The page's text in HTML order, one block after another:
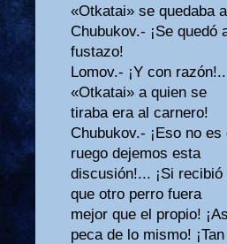
«Otkatai» se quedaba
Chubukov.- ¡Se quedó
fustazo!
Lomov.- ¡Y con
«Otkatai» a quien se
tiraba era al carnero!
Chubukov.- ¡Eso no
ruego dejemos esta
discusión!... ¡Si
que otro perro fuera
mejor que el propio!
peca de lo mismo! ¡Tan